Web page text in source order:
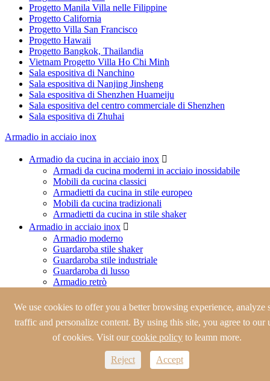
Progetto Manila Villa nelle Filippine
Progetto California
Progetto Villa San Francisco
Progetto Hawaii
Progetto Bangkok, Thailandia
Vietnam Progetto Villa Ho Chi Minh
Sala espositiva di Nanchino
Sala espositiva di Nanjing Jinsheng
Sala espositiva di Shenzhen Huameiju
Sala espositiva del centro commerciale di Shenzhen
Sala espositiva di Zhuhai
Armadio in acciaio inox
Armadio da cucina in acciaio inox 
Armadi da cucina moderni in acciaio inossidabile
Mobili da cucina classici
Armadietti da cucina in stile europeo
Mobili da cucina tradizionali
Armadietti da cucina in stile shaker
Armadio in acciaio inox 
Armadio moderno
Guardaroba stile shaker
Guardaroba stile industriale
Guardaroba di lusso
Armadio retrò
Mobili da bagno moderni
Vanità classica del bagno
Vanità del bagno Shaker
Vanità tradizionale del bagno
Armadietto per vino in acciaio inossidabile
Moderno armadietto per vino
We use cookies to offer you a better browsing experience, analyze
traffic and personalize content. By using this site, you agree to our
of cookies. Visit ourcookie policy to leamn more.
Reject Accept